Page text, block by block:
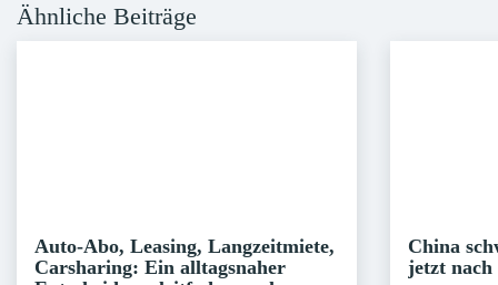
Ähnliche Beiträge
Auto-Abo, Leasing, Langzeitmiete,
Carsharing: Ein alltagsnaher
China
jetzt nach